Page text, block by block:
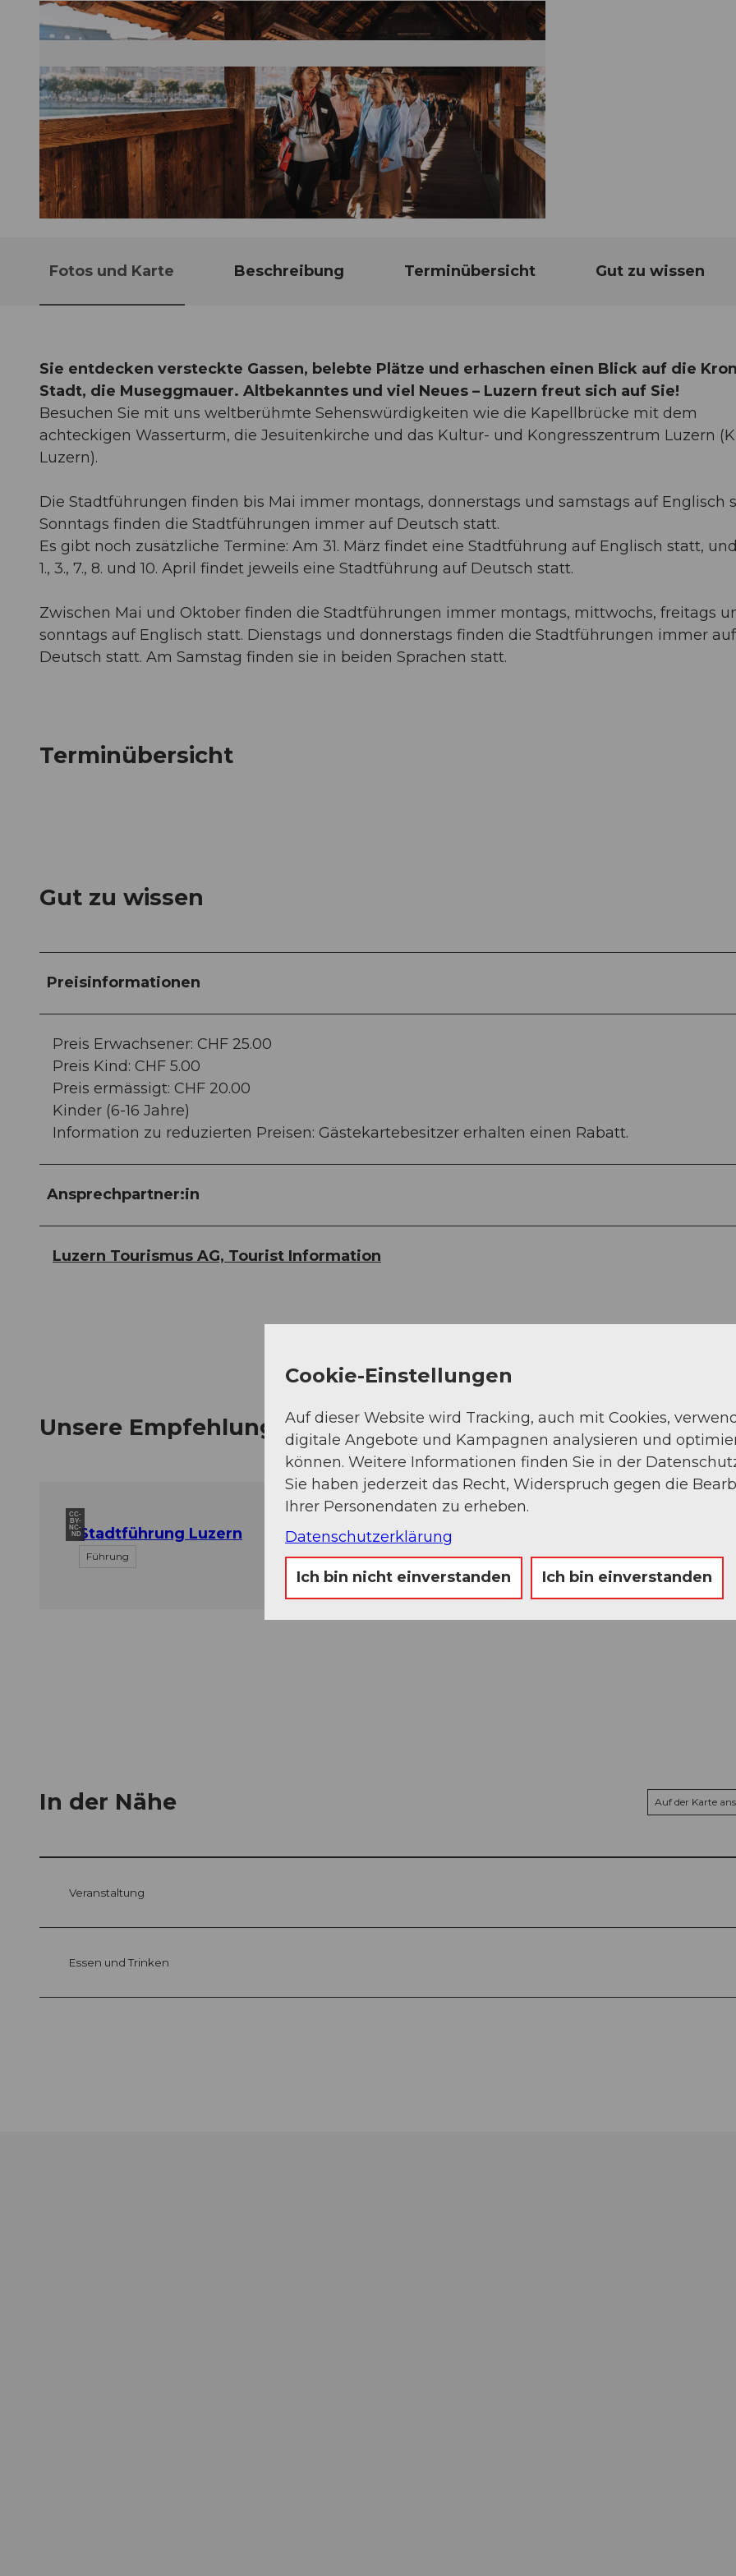
Fotos und Karte Beschreibung Terminübersicht Gut zu wissen
Sie entdecken versteckte Gassen, belebte Plätze und erhaschen einen Blick auf die
Stadt, die Museggmauer. Altbekanntes und viel Neues – Luzern freut sich auf Sie!
Besuchen Sie mit uns weltberühmte Sehenswürdigkeiten wie die Kapellbrücke mit dem
achteckigen Wasserturm, die Jesuitenkirche und das Kultur- und Kongresszentrum Luzern
Luzern).
Die Stadtführungen finden bis Mai immer montags, donnerstags und samstags auf Englisch
Sonntags finden die Stadtführungen immer auf Deutsch statt.
Es gibt noch zusätzliche Termine: Am 31. März findet eine Stadtführung auf Englisch statt,
1., 3., 7., 8. und 10. April findet jeweils eine Stadtführung auf Deutsch statt.
Zwischen Mai und Oktober finden die Stadtführungen immer montags, mittwochs, freitags
sonntags auf Englisch statt. Dienstags und donnerstags finden die Stadtführungen immer auf
Deutsch statt. Am Samstag finden sie in beiden Sprachen statt.
Terminübersicht
Gut zu wissen
Preisinformationen
Preis Erwachsener: CHF 25.00
Preis Kind: CHF 5.00
Preis ermässigt: CHF 20.00
Kinder (6-16 Jahre)
Information zu reduzierten Preisen: Gästekartebesitzer erhalten einen Rabatt.
Ansprechpartner:in
Luzern Tourismus AG, Tourist Information
Unsere Empfehlung Auf der Karte
CC-
BY-
NC-
NDStadtführung Luzern
Führung
In der Nähe Auf der Karte
Veranstaltung
Essen und Trinken
Cookie-Einstellungen
Auf dieser Website wird Tracking, auch mit Cookies,
digitale Angebote und Kampagnen analysieren und
können. Weitere Informationen finden Sie in der
Sie haben jederzeit das Recht, Widerspruch gegen die
Ihrer Personendaten zu erheben.
Datenschutzerklärung
Ich bin nicht einverstanden Ich bin einverstanden